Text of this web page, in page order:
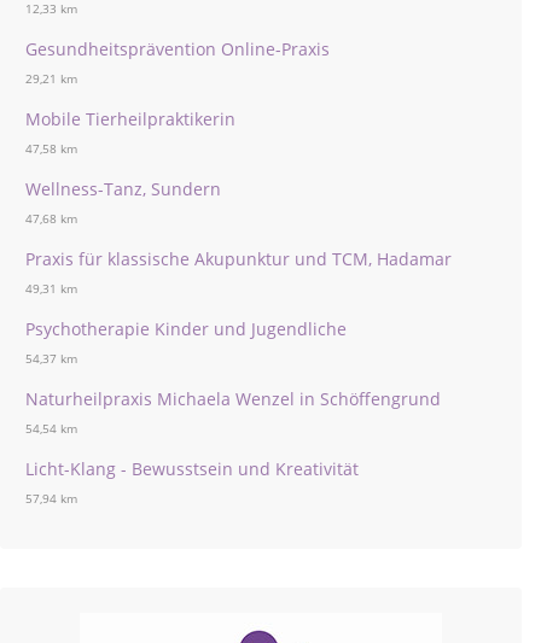
12,33 km
Gesundheitsprävention Online-Praxis
29,21 km
Mobile Tierheilpraktikerin
47,58 km
Wellness-Tanz, Sundern
47,68 km
Praxis für klassische Akupunktur und TCM, Hadamar
49,31 km
Psychotherapie Kinder und Jugendliche
54,37 km
Naturheilpraxis Michaela Wenzel in Schöffengrund
54,54 km
Licht-Klang - Bewusstsein und Kreativität
57,94 km